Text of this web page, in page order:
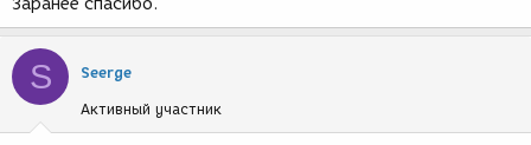
Заранее спасибо.
S Seerge
Активный участник